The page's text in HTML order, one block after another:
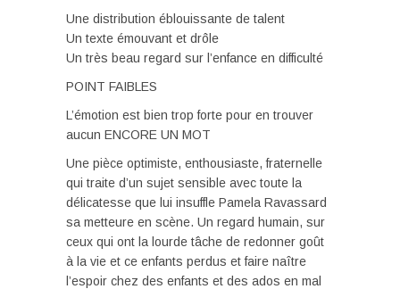
Une distribution éblouissante de talent
Un texte émouvant et drôle
Un très beau regard sur l’enfance en difficulté
POINT FAIBLES
L’émotion est bien trop forte pour en trouver
aucun ENCORE UN MOT
Une pièce optimiste, enthousiaste, fraternelle
qui traite d’un sujet sensible avec toute la
délicatesse que lui insuffle Pamela Ravassard
sa metteure en scène. Un regard humain, sur
ceux qui ont la lourde tâche de redonner goût
à la vie et ce enfants perdus et faire naître
l’espoir chez des enfants et des ados en mal